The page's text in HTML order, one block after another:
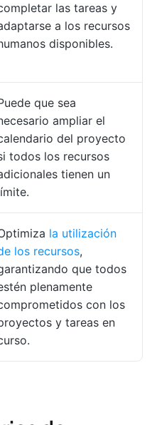
las tareas y
a los recursos
disponibles.
que sea
ampliar el
del proyecto
todos los recursos
tienen un
la utilización
los recursos,
que todos
plenamente
con los
y tareas en